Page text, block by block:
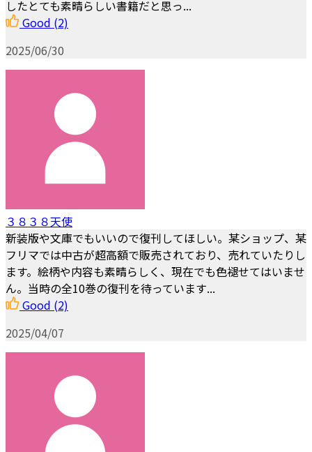
したとても素晴らしい書籍だと思っ...
Good (2)
2025/06/30
３８３８天使
新装版や文庫でもいいので復刊してほしい。某ショップ、某
フリマでは中古が超高額で販売されており、売れていたりし
ます。絵柄や内容も素晴らしく、現在でも色褪せてはいませ
ん。当時の全10巻の復刊を待っています...
Good (2)
2025/04/07